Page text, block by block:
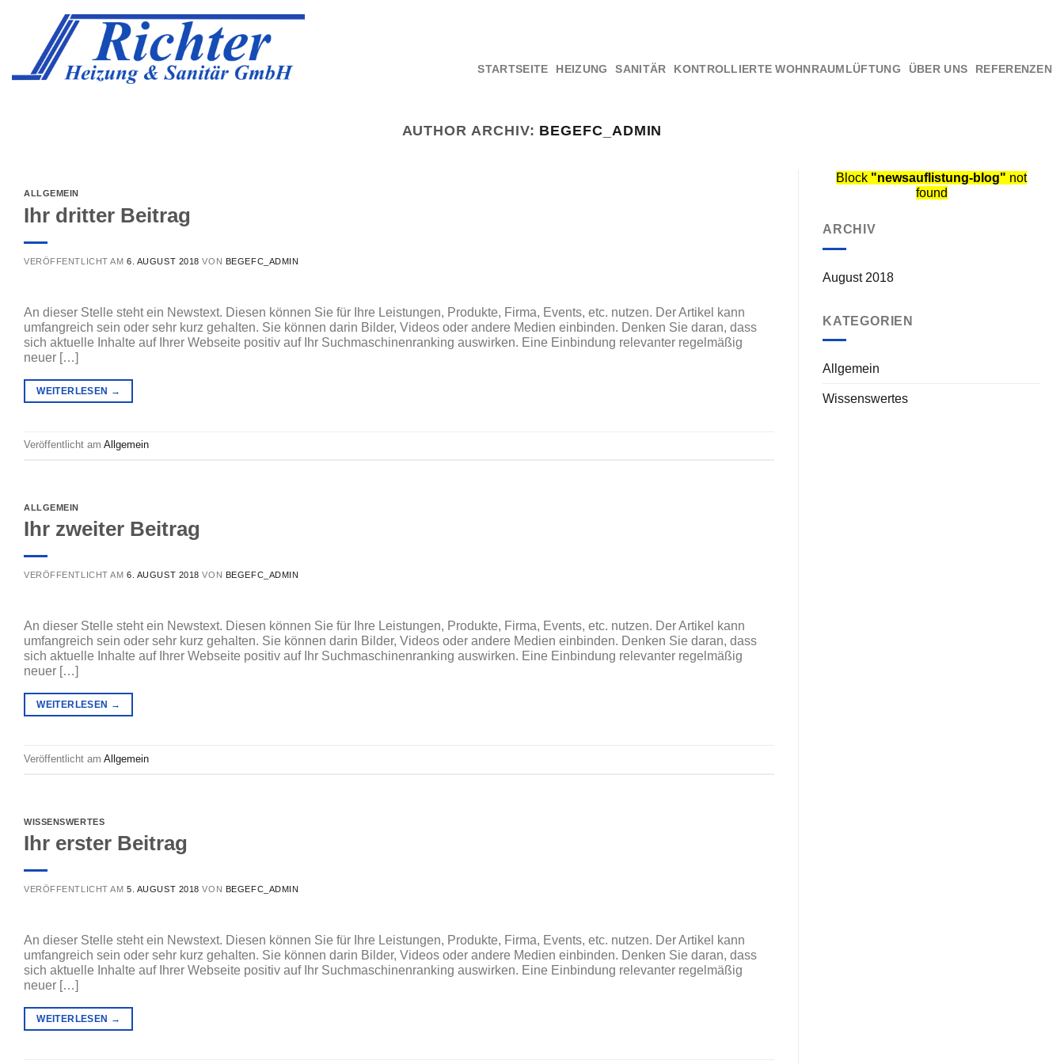
STARTSEITE HEIZUNG SANITÄR KONTROLLIERTE WOHNRAUMLÜFTUNG ÜBER UNS REFERENZEN
AUTHOR ARCHIV: BEGEFC_ADMIN
ALLGEMEIN
Ihr dritter Beitrag
VERÖFFENTLICHT AM6. AUGUST 2018 VON BEGEFC_ADMIN
An dieser Stelle steht ein Newstext. Diesen können Sie für Ihre Leistungen, Produkte, Firma, Events, etc. nutzen. Der Artikel kann
umfangreich sein oder sehr kurz gehalten. Sie können darin Bilder, Videos oder andere Medien einbinden. Denken Sie daran, dass
sich aktuelle Inhalte auf Ihrer Webseite positiv auf Ihr Suchmaschinenranking auswirken. Eine Einbindung relevanter regelmäßig
neuer […]
WEITERLESEN →
Veröffentlicht am Allgemein
ALLGEMEIN
Ihr zweiter Beitrag
VERÖFFENTLICHT AM6. AUGUST 2018 VON BEGEFC_ADMIN
An dieser Stelle steht ein Newstext. Diesen können Sie für Ihre Leistungen, Produkte, Firma, Events, etc. nutzen. Der Artikel kann
umfangreich sein oder sehr kurz gehalten. Sie können darin Bilder, Videos oder andere Medien einbinden. Denken Sie daran, dass
sich aktuelle Inhalte auf Ihrer Webseite positiv auf Ihr Suchmaschinenranking auswirken. Eine Einbindung relevanter regelmäßig
neuer […]
WEITERLESEN →
Veröffentlicht am Allgemein
WISSENSWERTES
Ihr erster Beitrag
VERÖFFENTLICHT AM5. AUGUST 2018 VON BEGEFC_ADMIN
An dieser Stelle steht ein Newstext. Diesen können Sie für Ihre Leistungen, Produkte, Firma, Events, etc. nutzen. Der Artikel kann
umfangreich sein oder sehr kurz gehalten. Sie können darin Bilder, Videos oder andere Medien einbinden. Denken Sie daran, dass
sich aktuelle Inhalte auf Ihrer Webseite positiv auf Ihr Suchmaschinenranking auswirken. Eine Einbindung relevanter regelmäßig
neuer […]
WEITERLESEN →
Block "newsauflistung-blog" not
found
ARCHIV
August 2018
KATEGORIEN
Allgemein
Wissenswertes